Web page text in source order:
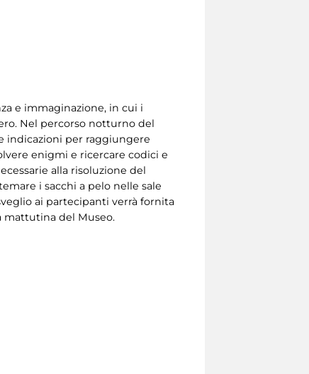
e immaginazione, in cui i
Nel percorso notturno del
indicazioni per raggiungere
enigmi e ricercare codici e
alla risoluzione del
i sacchi a pelo nelle sale
ai partecipanti verrà fornita
mattutina del Museo.